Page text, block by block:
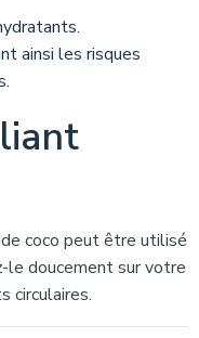
ainsi les risques
coco peut être utilisé
le doucement sur votre
circulaires.